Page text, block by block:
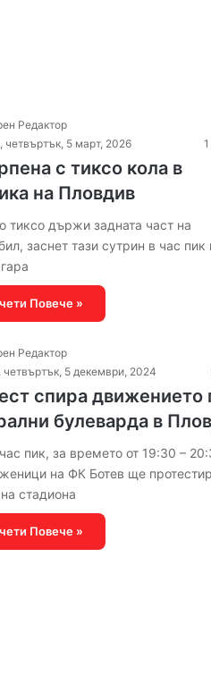
Редактор
четвъртък, 5 март, 2026
1
с тиксо кола в
на Пловдив
тиксо държи задната част на
заснет тази сутрин в час пик
Повече »
Редактор
четвъртък, 5 декември, 2024
спира движението
булеварда в
пик, за времето от 19:30 –
на ФК Ботев ще
стадиона
Повече »